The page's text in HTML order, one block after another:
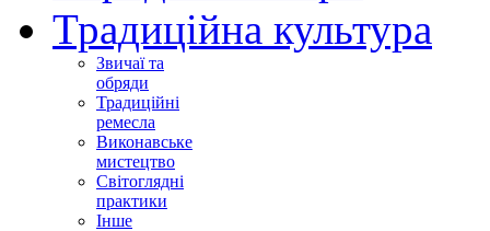
Традиційна культура
Звичаї та
обряди
Традиційні
ремесла
Виконавське
мистецтво
Світоглядні
практики
Інше